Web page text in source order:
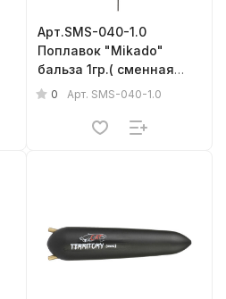
Арт.SMS-040-1.0
Поплавок "Mikado"
бальза 1гр.( сменная
антенка, d - 3mm )
0 Арт. SMS-040-1.0